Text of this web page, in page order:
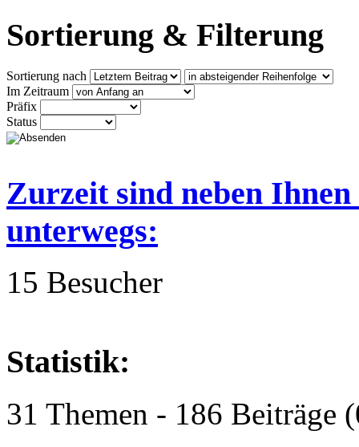
Sortierung & Filterung
Sortierung nach
Im Zeitraum
Präfix
Status
Zurzeit sind neben
unterwegs:
15 Besucher
Statistik:
31 Themen - 186 Beiträge